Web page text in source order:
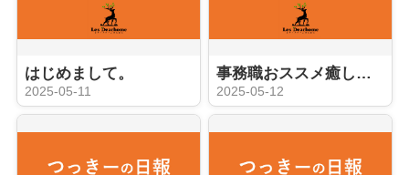
はじめまして。
2025-05-11
事務職おススメ癒しアイテムと。
2025-05-12